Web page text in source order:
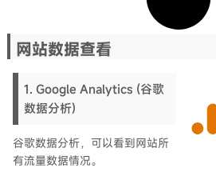
网站数据查看
1. Google Analytics (谷歌
数据分析)
谷歌数据分析，可以看到网站所
有流量数据情况。